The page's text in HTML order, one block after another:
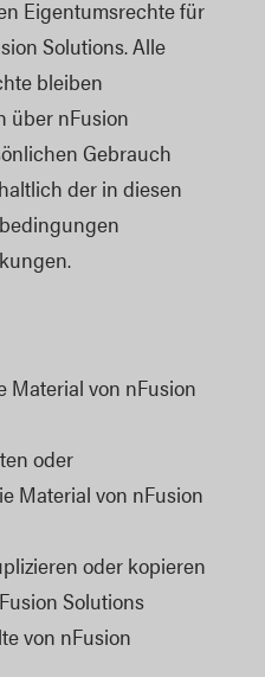
Eigentumsrechte für
Solutions. Alle
bleiben
über nFusion
Gebrauch
der in diesen
Material von nFusion
oder
Material von nFusion
oder kopieren
Solutions
von nFusion